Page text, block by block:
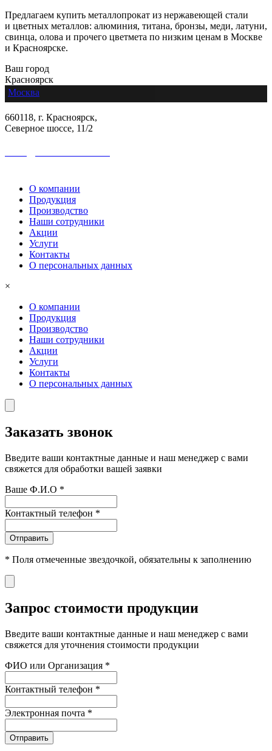
Предлагаем купить металлопрокат из нержавеющей стали
и цветных металлов: алюминия, титана, бронзы, меди, латуни,
свинца, олова и прочего цветмета по низким ценам в Москве
и Красноярске.
Ваш город
Красноярск
Москва
660118, г. Красноярск,
Северное шоссе, 11/2
О компании
Продукция
Производство
Наши сотрудники
Акции
Услуги
Контакты
О персональных данных
×
О компании
Продукция
Производство
Наши сотрудники
Акции
Услуги
Контакты
О персональных данных
Заказать звонок
Введите ваши контактные данные и наш менеджер с вами
свяжется для обработки вашей заявки
Ваше Ф.И.О *
Контактный телефон *
Отправить
* Поля отмеченные звездочкой, обязательны к заполнению
Запрос стоимости продукции
Введите ваши контактные данные и наш менеджер с вами
свяжется для уточнения стоимости продукции
ФИО или Организация *
Контактный телефон *
Электронная почта *
Отправить